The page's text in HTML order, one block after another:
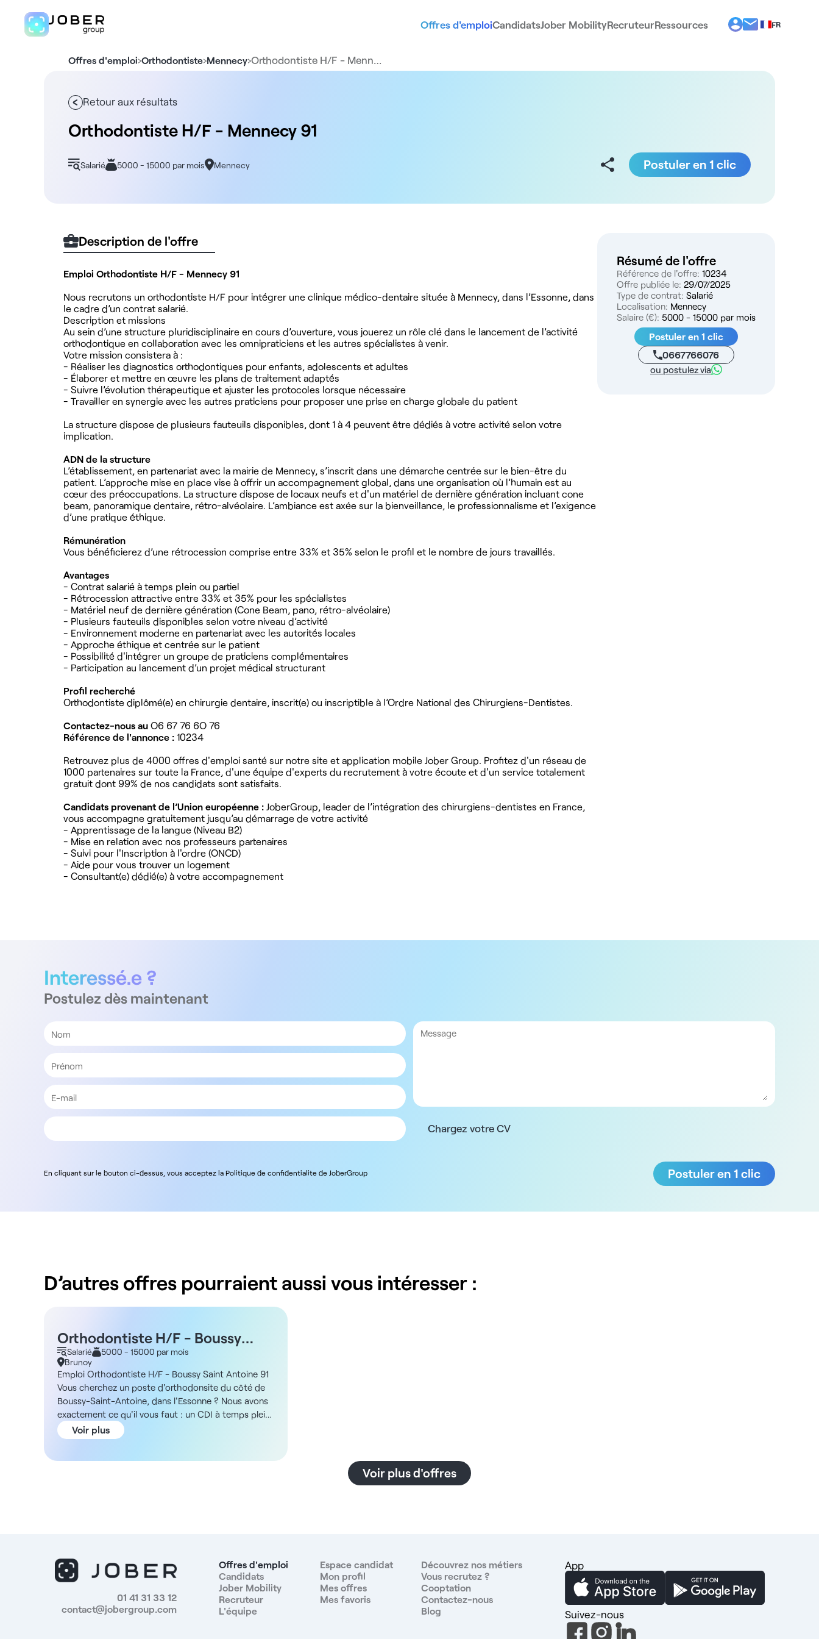
Offres d'emploiCandidatsJober MobilityRecruteurRessources
FR
ES
Offres d'emploi›Orthodontiste›Mennecy›Orthodontiste H/F - Menn…
Retour aux résultats
Orthodontiste H/F - Mennecy 91
Salarié 5000 - 15000 par mois Mennecy Postuler en 1 clic
Description de l'offre
Emploi Orthodontiste H/F - Mennecy 91
Nous recrutons un orthodontiste H/F pour intégrer une clinique médico-dentaire située à Mennecy, dans l’Essonne, dans
le cadre d’un contrat salarié.
Description et missions
Au sein d’une structure pluridisciplinaire en cours d’ouverture, vous jouerez un rôle clé dans le lancement de l’activité
orthodontique en collaboration avec les omnipraticiens et les autres spécialistes à venir.
Votre mission consistera à :
- Réaliser les diagnostics orthodontiques pour enfants, adolescents et adultes
- Élaborer et mettre en œuvre les plans de traitement adaptés
- Suivre l’évolution thérapeutique et ajuster les protocoles lorsque nécessaire
- Travailler en synergie avec les autres praticiens pour proposer une prise en charge globale du patient
La structure dispose de plusieurs fauteuils disponibles, dont 1 à 4 peuvent être dédiés à votre activité selon votre
implication.
ADN de la structure
L’établissement, en partenariat avec la mairie de Mennecy, s’inscrit dans une démarche centrée sur le bien-être du
patient. L’approche mise en place vise à offrir un accompagnement global, dans une organisation où l’humain est au
cœur des préoccupations. La structure dispose de locaux neufs et d'un matériel de dernière génération incluant cone
beam, panoramique dentaire, rétro-alvéolaire. L’ambiance est axée sur la bienveillance, le professionnalisme et l’exigence
d’une pratique éthique.
Rémunération
Vous bénéficierez d’une rétrocession comprise entre 33% et 35% selon le profil et le nombre de jours travaillés.
Avantages
- Contrat salarié à temps plein ou partiel
- Rétrocession attractive entre 33% et 35% pour les spécialistes
- Matériel neuf de dernière génération (Cone Beam, pano, rétro-alvéolaire)
- Plusieurs fauteuils disponibles selon votre niveau d’activité
- Environnement moderne en partenariat avec les autorités locales
- Approche éthique et centrée sur le patient
- Possibilité d'intégrer un groupe de praticiens complémentaires
- Participation au lancement d’un projet médical structurant
Profil recherché
Orthodontiste diplômé(e) en chirurgie dentaire, inscrit(e) ou inscriptible à l’Ordre National des Chirurgiens-Dentistes.
Contactez-nous au O6 67 76 6O 76
Référence de l'annonce : 10234
Retrouvez plus de 4000 offres d'emploi santé sur notre site et application mobile Jober Group. Profitez d'un réseau de
1000 partenaires sur toute la France, d'une équipe d'experts du recrutement à votre écoute et d'un service totalement
gratuit dont 99% de nos candidats sont satisfaits.
Candidats provenant de l’Union européenne : JoberGroup, leader de l’intégration des chirurgiens-dentistes en France,
vous accompagne gratuitement jusqu’au démarrage de votre activité
- Apprentissage de la langue (Niveau B2)
- Mise en relation avec nos professeurs partenaires
- Suivi pour l'Inscription à l'ordre (ONCD)
- Aide pour vous trouver un logement
- Consultant(e) dédié(e) à votre accompagnement
Résumé de l'offre
Référence de l'offre: 10234
Offre publiée le: 29/07/2025
Type de contrat: Salarié
Localisation: Mennecy
Salaire (€): 5000 - 15000 par mois
Postuler en 1 clic
0667766076
ou postulez via
Interessé.e ?
Postulez dès maintenant
Chargez votre CV
En cliquant sur le bouton ci-dessus, vous acceptez la Politique de confidentialite de JoberGroup Postuler en 1 clic
D’autres offres pourraient aussi vous intéresser :
Orthodontiste H/F - Boussy
Saint Antoine 91
Salarié
5000 - 15000 par mois
Brunoy
Emploi Orthodontiste H/F - Boussy Saint Antoine 91
Vous cherchez un poste d'orthodonsite du côté de
Boussy-Saint-Antoine, dans l'Essonne ? Nous avons
exactement ce qu'il vous faut : un CDI à temps plein
ou partiel au sein d'un pôle de santé pluridisciplinaire.
ADN de la structure Vous rejoindrez un établissement
praticiens sur des formats compatibles avec
l'organisation actuelle. Vos missions principales
seront : - Assurer des soins adaptés à votre
spécialité au sein d'une équipe pluridisciplinaire -
Travailler en collaboration avec les praticiens
Voir plus
Voir plus d'offres
01 41 31 33 12
contact@jobergroup.com
Offres d'emploi
Candidats
Jober Mobility
Recruteur
L'équipe
Espace candidat
Mon profil
Mes offres
Mes favoris
Découvrez nos métiers
Vous recrutez ?
Cooptation
Contactez-nous
Blog
App
Suivez-nous